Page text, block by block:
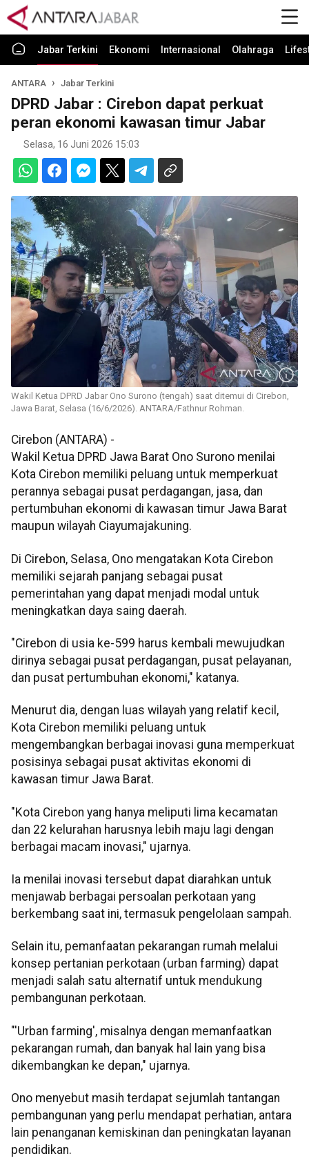
Jabar Terkini Ekonomi Internasional Olahraga
ANTARA Jabar Terkini
DPRD Jabar : Cirebon dapat perkuat
peran ekonomi kawasan timur Jabar
Selasa, 16 Juni 2026 15:03
Wakil Ketua DPRD Jabar Ono Surono (tengah) saat ditemui di Cirebon,
Jawa Barat, Selasa (16/6/2026). ANTARA/Fathnur Rohman.
Cirebon (ANTARA) -
Wakil Ketua DPRD Jawa Barat Ono Surono menilai
Kota Cirebon memiliki peluang untuk memperkuat
perannya sebagai pusat perdagangan, jasa, dan
pertumbuhan ekonomi di kawasan timur Jawa Barat
maupun wilayah Ciayumajakuning.
Di Cirebon, Selasa, Ono mengatakan Kota Cirebon
memiliki sejarah panjang sebagai pusat
pemerintahan yang dapat menjadi modal untuk
meningkatkan daya saing daerah.
"Cirebon di usia ke-599 harus kembali mewujudkan
dirinya sebagai pusat perdagangan, pusat pelayanan,
dan pusat pertumbuhan ekonomi," katanya.
Menurut dia, dengan luas wilayah yang relatif kecil,
Kota Cirebon memiliki peluang untuk
mengembangkan berbagai inovasi guna memperkuat
posisinya sebagai pusat aktivitas ekonomi di
kawasan timur Jawa Barat.
"Kota Cirebon yang hanya meliputi lima kecamatan
dan 22 kelurahan harusnya lebih maju lagi dengan
berbagai macam inovasi," ujarnya.
Ia menilai inovasi tersebut dapat diarahkan untuk
menjawab berbagai persoalan perkotaan yang
berkembang saat ini, termasuk pengelolaan sampah.
Selain itu, pemanfaatan pekarangan rumah melalui
konsep pertanian perkotaan (urban farming) dapat
menjadi salah satu alternatif untuk mendukung
pembangunan perkotaan.
"'Urban farming', misalnya dengan memanfaatkan
pekarangan rumah, dan banyak hal lain yang bisa
dikembangkan ke depan," ujarnya.
Ono menyebut masih terdapat sejumlah tantangan
pembangunan yang perlu mendapat perhatian, antara
lain penanganan kemiskinan dan peningkatan layanan
pendidikan.